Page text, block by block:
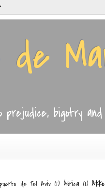
de
bigotry and
de Tel Aviv (1) África (1) Akko